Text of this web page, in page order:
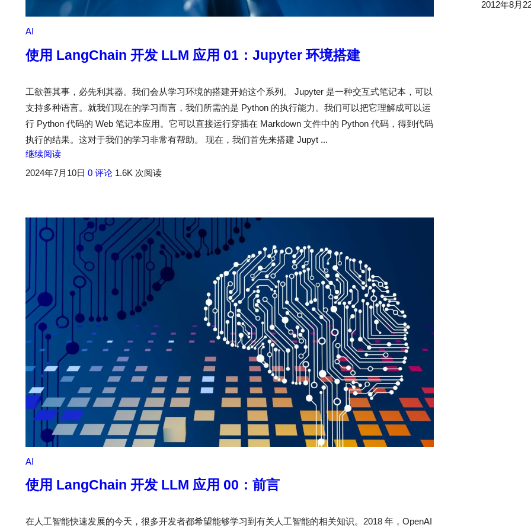
AI
使用 LangChain 开发 LLM 应用 01：Jupyter 环境搭建
工欲善其事，必先利其器。我们会从学习环境的搭建开始这个系列。 Jupyter 是一种交互式笔记本，可以
支持多种语言。就我们现在的学习而言，我们所需的是 Python 的执行能力。我们可以把它理解成可以运
行 Python 代码的 Web 笔记本应用。它可以直接运行穿插在 Markdown 文件中的 Python 代码，得到代码
执行的结果。这对于我们的学习非常有帮助。 现在，我们首先来搭建 Jupyt ...
继续阅读
2024年7月10日 0 评论 1.6K 次阅读
AI
使用 LangChain 开发 LLM 应用 00：前言
在人工智能快速发展的今天，很多开发者都希望能够学习到有关人工智能的相关知识。2018 年，OpenAI
2012年8月